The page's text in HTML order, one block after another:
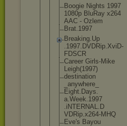
Boogie Nights 1997
1080p BluRay x264
AAC - Ozlem
Brat.1997
Breaking.Up
.1997.DVDRip.XviD-
FDSCR
Career Girls-Mike
Leigh(1997)
destination
_anywhere_
Eight.Days.
a.Week.1997
.iNTERNAL.D
VDRip.x264-MHQ
Eve's Bayou